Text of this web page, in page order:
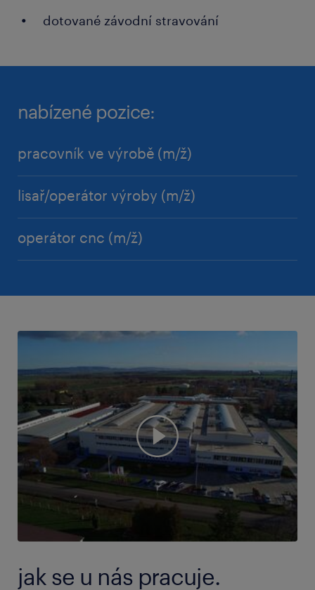
dotované závodní stravování
nabízené pozice:
pracovník ve výrobě (m/ž)
lisař/operátor výroby (m/ž)
operátor cnc (m/ž)
jak se u nás pracuje.